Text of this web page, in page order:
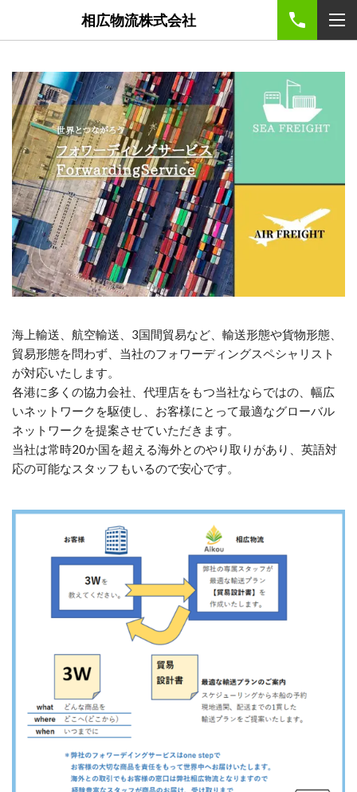
相広物流株式会社
海上輸送、航空輸送、3国間貿易など、輸送形態や貨物形態、
貿易形態を問わず、当社のフォワーディングスペシャリスト
が対応いたします。
各港に多くの協力会社、代理店をもつ当社ならではの、幅広
いネットワークを駆使し、お客様にとって最適なグローバル
ネットワークを提案させていただきます。
当社は常時20か国を超える海外とのやり取りがあり、英語対
応の可能なスタッフもいるので安心です。